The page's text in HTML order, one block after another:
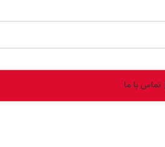
تماس با ما